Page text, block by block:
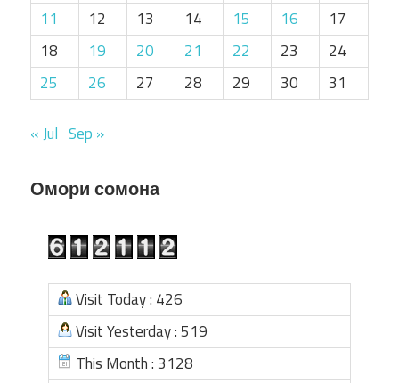
11
12 13 14 15 16
17
18
19 20 21 22 23
24
25
26 27 28 29 30 31
« Jul Sep »
Омори сомона
Visit Today : 426
Visit Yesterday : 519
This Month : 3128